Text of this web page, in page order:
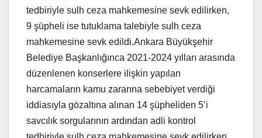
tedbiriyle sulh ceza mahkemesine sevk edilirken,
9 şüpheli ise tutuklama talebiyle sulh ceza
mahkemesine sevk edildi.Ankara Büyükşehir
Belediye Başkanlığınca 2021-2024 yılları arasında
düzenlenen konserlere ilişkin yapılan
harcamaların kamu zararına sebebiyet verdiği
iddiasıyla gözaltına alınan 14 şüpheliden 5’i
savcılık sorgularının ardından adli kontrol